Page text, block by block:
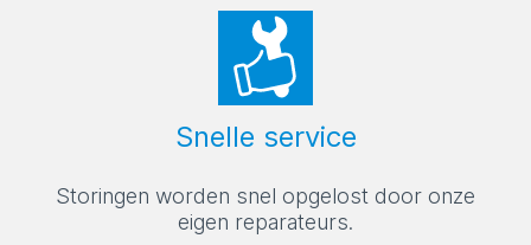
Snelle service
Storingen worden snel opgelost door onze
eigen reparateurs.